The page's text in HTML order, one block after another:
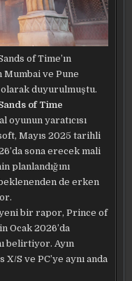
of Time’ın
Mumbai ve Pune
duyurulmuştu.
of Time
yaratıcısı
Mayıs 2025 tarihli
sona erecek mali
planlandığını
de erken
bir rapor, Prince of
Ocak 2026’da
belirtiyor. Ayın
S ve PC’ye aynı anda